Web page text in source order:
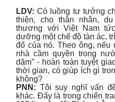
LDV: Có luồng tư tưởng
thiện, cho thân nhân,
thương với Việt Nam
dưỡng một chế độ tàn ác,
đổ của nó. Theo ông,
nhà cầm quyền trong
dặm” - hoàn toàn tuyệt
thời gian, có giúp ích gì
không?
PNN: Tôi suy nghĩ vấn
khác. Đấy là trong chiến